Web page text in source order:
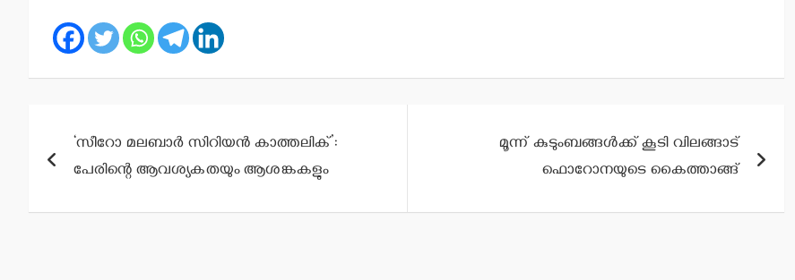
navigation
‘സീറോ മലബാര്‍ സിറിയന്‍ കാത്തലിക്’:
പേരിന്റെ ആവശ്യകതയും ആശങ്കകളും
മൂന്ന് കുടുംബങ്ങള്‍ക്ക് കൂടി വിലങ്ങാട്
ഫൊറോനയുടെ കൈത്താങ്ങ്